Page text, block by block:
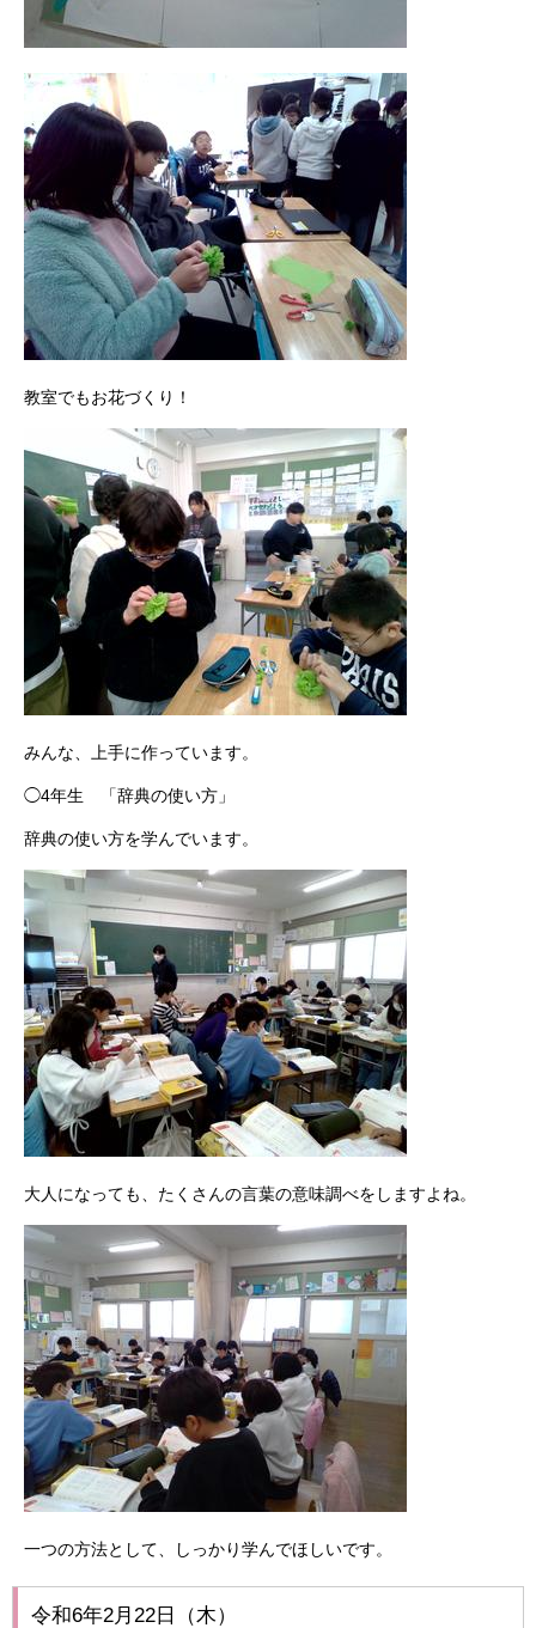
教室でもお花づくり！
みんな、上手に作っています。
◯4年生 「辞典の使い方」
辞典の使い方を学んでいます。
大人になっても、たくさんの言葉の意味調べをしますよね。
一つの方法として、しっかり学んでほしいです。
令和6年2月22日（木）